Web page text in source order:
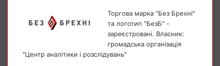
Торгова марка "Без Брехні"
та логотип "БезБ" -
зареєстровані. Власник:
громадська організація
"Центр аналітики і розслідувань"